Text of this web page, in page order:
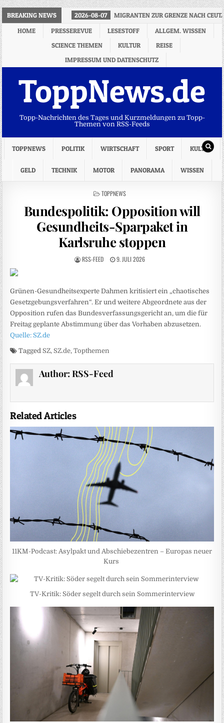
BREAKING NEWS 2026-08-07
MIGRANTEN ZUR GRENZE NACH
HOME
PRESSEREVUE LESESTOFF
ALLGEM. WISSEN
SCIENCE THEMEN
KULTUR
REISE
IMPRESSUM UND DATENSCHUTZ
ToppNews.de
Topp-Nachrichten des Tages und Kurzmeldungen zu Topp-
Themen von RSS-Feeds
TOPPNEWS POLITIK WIRTSCHAFT SPORT KULTUR
GELD TECHNIK MOTOR PANORAMA WISSEN
POSTED
TOPPNEWS
Bundespolitik: Opposition will
Gesundheits-Sparpaket in
Karlsruhe stoppen
RSS-FEED 9. JULI 2026
Grünen-Gesundheitsexperte Dahmen kritisiert ein „chaotisches
Gesetzgebungsverfahren“. Er und weitere Abgeordnete aus der
Opposition rufen das Bundesverfassungsgericht an, um die für
Freitag geplante Abstimmung über das Vorhaben abzusetzen.
Quelle: SZ.de
Tagged SZ, SZ.de,Topthemen
Author: RSS-Feed
Related Articles
11KM-Podcast: Asylpakt und Abschiebezentren – Europas neuer
Kurs
TV-Kritik: Söder segelt durch sein Sommerinterview